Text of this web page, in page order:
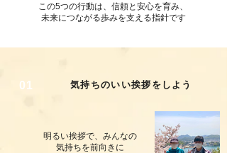
この5つの行動は、信頼と安心を育み、
未来につながる歩みを支える指針です
​気持ちのいい挨拶をしよう
01
明るい挨拶で、みんなの
気持ちを前向きに